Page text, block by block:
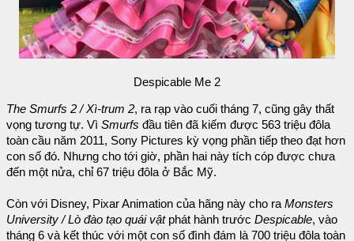
Despicable Me 2
The Smurfs 2 / Xì-trum 2, ra rạp vào cuối tháng 7, cũng gây thất
vọng tương tự. Vì Smurfs đầu tiên đã kiếm được 563 triệu đôla
toàn cầu năm 2011, Sony Pictures kỳ vọng phần tiếp theo đạt hơn
con số đó. Nhưng cho tới giờ, phần hai này tích cóp được chưa
đến một nửa, chỉ 67 triệu đôla ở Bắc Mỹ.
Còn với Disney, Pixar Animation của hãng này cho raMonsters
University / Lò đào tạo quái vậtphát hành trước Despicable, vào
tháng 6 và kết thúc với một con số đình đám là 700 triệu đôla toàn